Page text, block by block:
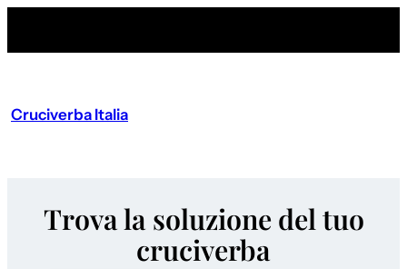
Cruciverba Italia
Trova la soluzione del tuo
cruciverba